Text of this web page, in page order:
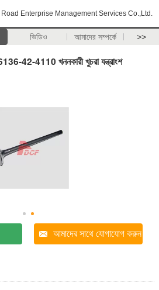
Enterprise Management Services Co.,Ltd.
ভিডিও আমাদের সম্পর্কে >>
42-4110 খননকারী খুচরা যন্ত্রাংশ
আমাদের সাথে যোগাযোগ করুন